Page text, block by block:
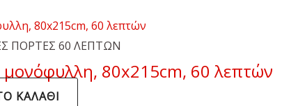
ΠΟΡΤΕΣ 60 ΛΕΠΤΩΝ
80x215cm, 60 λεπτών
ΚΑΛΆΘΙ